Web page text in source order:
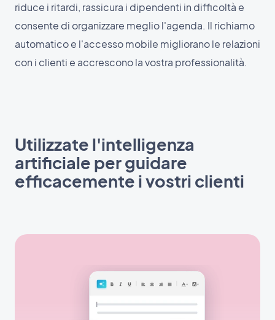
riduce i ritardi, rassicura i dipendenti in difficoltà e
consente di organizzare meglio l'agenda. Il richiamo
automatico e l'accesso mobile migliorano le relazioni
con i clienti e accrescono la vostra professionalità.
Utilizzate l'intelligenza
artificiale per guidare
efficacemente i vostri clienti